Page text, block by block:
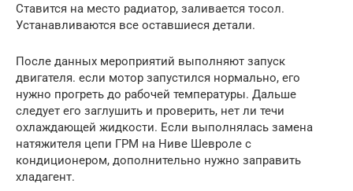
Ставится на место радиатор, заливается тосол.
Устанавливаются все оставшиеся детали.
После данных мероприятий выполняют запуск
двигателя. если мотор запустился нормально, его
нужно прогреть до рабочей температуры. Дальше
следует его заглушить и проверить, нет ли течи
охлаждающей жидкости. Если выполнялась замена
натяжителя цепи ГРМ на Ниве Шевроле с
кондиционером, дополнительно нужно заправить
хладагент.